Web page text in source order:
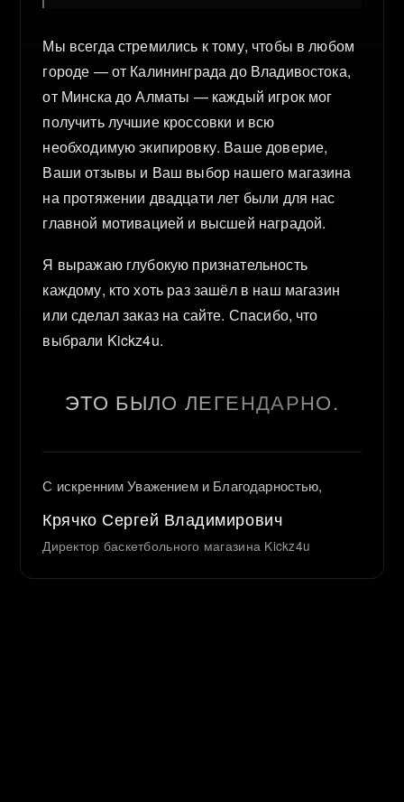
Мы всегда стремились к тому, чтобы в любом
городе — от Калининграда до Владивостока,
от Минска до Алматы — каждый игрок мог
получить лучшие кроссовки и всю
необходимую экипировку. Ваше доверие,
Ваши отзывы и Ваш выбор нашего магазина
на протяжении двадцати лет были для нас
главной мотивацией и высшей наградой.
Я выражаю глубокую признательность
каждому, кто хоть раз зашёл в наш магазин
или сделал заказ на сайте. Спасибо, что
выбрали Kickz4u.
ЭТО БЫЛО ЛЕГЕНДАРНО.
С искренним Уважением и Благодарностью,
Крячко Сергей Владимирович
Директор баскетбольного магазина Kickz4u